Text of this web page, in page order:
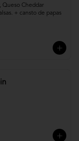
Queso Cheddar
+ cansto de papas